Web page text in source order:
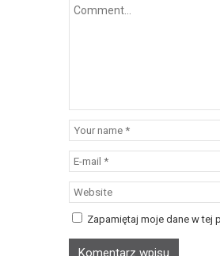
Zapamiętaj moje dane w tej